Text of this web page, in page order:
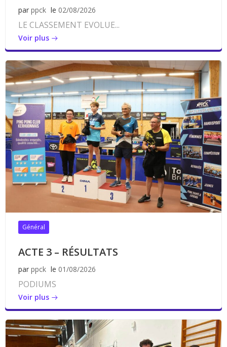
par ppck le 02/08/2026
LE CLASSEMENT EVOLUE...
Voir plus
Général
ACTE 3 – RÉSULTATS
par ppck le 01/08/2026
PODIUMS
Voir plus